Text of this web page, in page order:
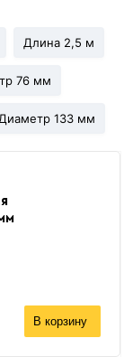
Длина 2,5 м
76 мм
Диаметр 133 мм
В корзину